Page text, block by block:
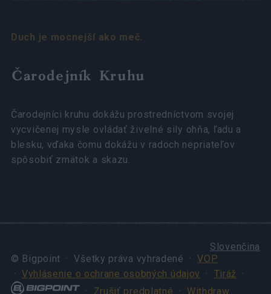
Duch je mocnejší ako meč.
Čarodejník Kruhu
Čarodejníci kruhu dokážu prostredníctvom svojej
vycvičenej mysle ovládať živelné sily ohňa, ľadu a
blesku, vďaka čomu dokážu v radoch nepriateľov
spôsobiť zmätok a skazu.
Slovenčina
© Bigpoint · Všetky práva vyhradené ·VOP
· Vyhlásenie o ochrane osobných údajov · Tiráž
·
· Zrušiť predplatné · Withdraw